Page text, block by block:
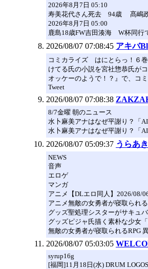
2026年8月7日 05:10
寿美花代さん死去 94歳 髙嶋政
2026年8月7日 05:00
鹿島18歳FW吉田湊海 W杯同行
2026/08/07 07:08:45 アキバ
コミカライズ はにとらっ！６
けてる氏の小説を宮社惣恭氏が
オッケーのようで！？』で、コ
Tweet
2026/08/07 07:08:38
8/7金曜 朝のニュース
水卜麻美アナはなぜ平謝り？「
水卜麻美アナはなぜ平謝り？「
2026/08/07 05:09:37 うらあ
NEWS
音声
エロゲ
マンガ
アニメ【DLエロ同人】2026/08/
アニメ無敵の女勇者が寝取られ
グッズ聖処理シスターがサキュ
グッズピジャ氏描く素朴な少女
無敵の女勇者が寝取られるRPG
2026/08/07 05:03:05
syrup16g
[福岡]11月18日(水) DRUM LOGOS